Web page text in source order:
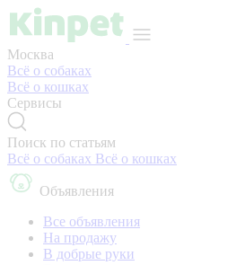
Москва
Всё о собаках
Всё о кошках
Сервисы
Поиск по статьям
Всё о собаках Всё о кошках
Объявления
Все объявления
На продажу
В добрые руки